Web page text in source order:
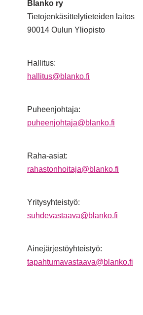
Blanko ry
Tietojenkäsittelytieteiden laitos
90014 Oulun Yliopisto
Hallitus:
hallitus@blanko.fi
Puheenjohtaja:
puheenjohtaja@blanko.fi
Raha-asiat:
rahastonhoitaja@blanko.fi
Yritysyhteistyö:
suhdevastaava@blanko.fi
Ainejärjestöyhteistyö:
tapahtumavastaava@blanko.fi